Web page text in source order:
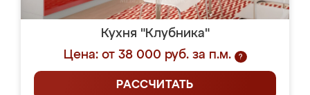
Кухня "Клубника"
Цена: от 38 000 руб. за п.м.
?
РАССЧИТАТЬ